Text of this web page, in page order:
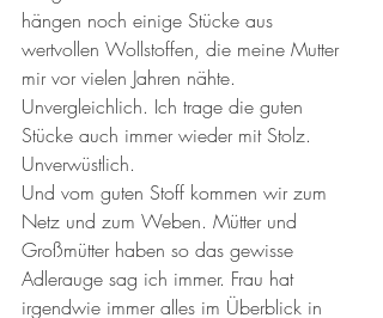
hängen noch einige Stücke aus
wertvollen Wollstoffen, die meine Mutter
mir vor vielen Jahren nähte.
Unvergleichlich. Ich trage die guten
Stücke auch immer wieder mit Stolz.
Unverwüstlich.
Und vom guten Stoff kommen wir zum
Netz und zum Weben. Mütter und
Großmütter haben so das gewisse
Adlerauge sag ich immer. Frau hat
irgendwie immer alles im Überblick in